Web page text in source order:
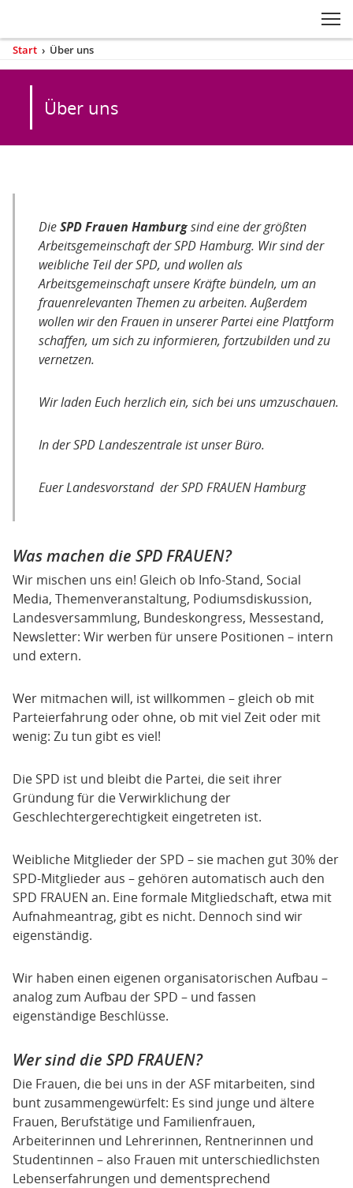
Navigation
Sie
sind
Start › Über uns
Inhaltsbereich
Über uns
Über
unsDieSPD Frauen Hamburgsind eine der größten
Arbeitsgemeinschaft der SPD Hamburg. Wir sind der
weibliche Teil der SPD, und wollen als
Arbeitsgemeinschaft unsere Kräfte bündeln, um an
frauenrelevanten Themen zu arbeiten. Außerdem
wollen wir den Frauen in unserer Partei eine Plattform
schaffen, um sich zu informieren, fortzubilden und zu
vernetzen.
Wir laden Euch herzlich ein, sich bei uns umzuschauen.
In der SPD Landeszentrale ist unser Büro.
Euer Landesvorstand der SPD FRAUEN Hamburg
Was machen die SPD FRAUEN?
Wir mischen uns ein! Gleich ob Info-Stand, Social
Media, Themenveranstaltung, Podiumsdiskussion,
Landesversammlung, Bundeskongress, Messestand,
Newsletter: Wir werben für unsere Positionen – intern
und extern.
Wer mitmachen will, ist willkommen – gleich ob mit
Parteierfahrung oder ohne, ob mit viel Zeit oder mit
wenig: Zu tun gibt es viel!
Die SPD ist und bleibt die Partei, die seit ihrer
Gründung für die Verwirklichung der
Geschlechtergerechtigkeit eingetreten ist.
Weibliche Mitglieder der SPD – sie machen gut 30% der
SPD-Mitglieder aus – gehören automatisch auch den
SPD FRAUEN an. Eine formale Mitgliedschaft, etwa mit
Aufnahmeantrag, gibt es nicht. Dennoch sind wir
eigenständig.
Wir haben einen eigenen organisatorischen Aufbau –
analog zum Aufbau der SPD – und fassen
eigenständige Beschlüsse.
Wer sind die SPD FRAUEN?
Die Frauen, die bei uns in der ASF mitarbeiten, sind
bunt zusammengewürfelt: Es sind junge und ältere
Frauen, Berufstätige und Familienfrauen,
Arbeiterinnen und Lehrerinnen, Rentnerinnen und
Studentinnen – also Frauen mit unterschiedlichsten
Lebenserfahrungen und dementsprechend